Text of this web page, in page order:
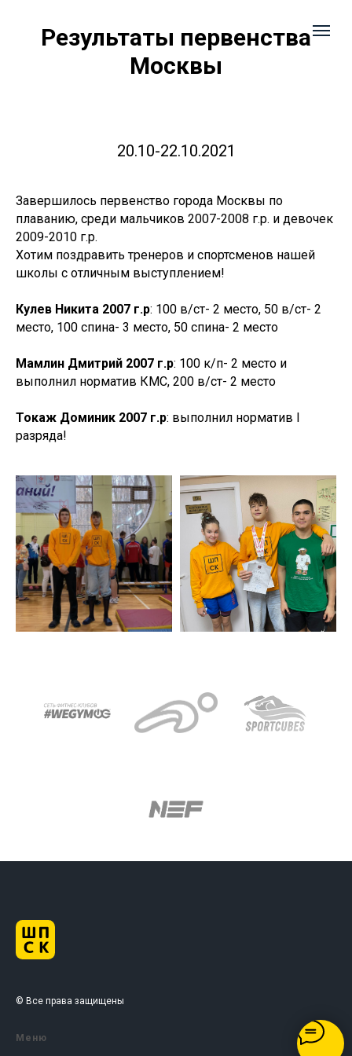
Результаты первенства
Москвы
20.10-22.10.2021
Завершилось первенство города Москвы по
плаванию, среди мальчиков 2007-2008 г.р. и девочек
2009-2010 г.р.
Хотим поздравить тренеров и спортсменов нашей
школы с отличным выступлением!
Кулев Никита 2007 г.р: 100 в/ст- 2 место, 50 в/ст- 2
место, 100 спина- 3 место, 50 спина- 2 место
Мамлин Дмитрий 2007 г.р: 100 к/п- 2 место и
выполнил норматив КМС, 200 в/ст- 2 место
Токаж Доминик 2007 г.р: выполнил норматив I
разряда!
© Все права защищены
Меню